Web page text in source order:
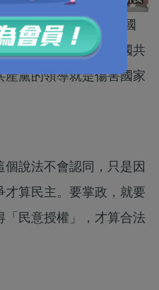
「五大綱領」違反《國
專政」就是要推翻中國共
產黨的領導就是傷害國家
說法不會認同，只是因
算民主。要掌政，就要
民意授權」，才算合法